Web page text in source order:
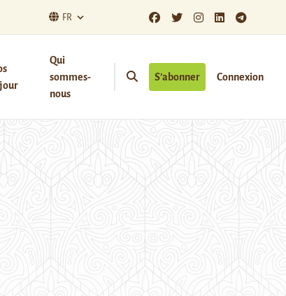
FR
jour
Qui
sommes-
nous
S’abonner Connexion